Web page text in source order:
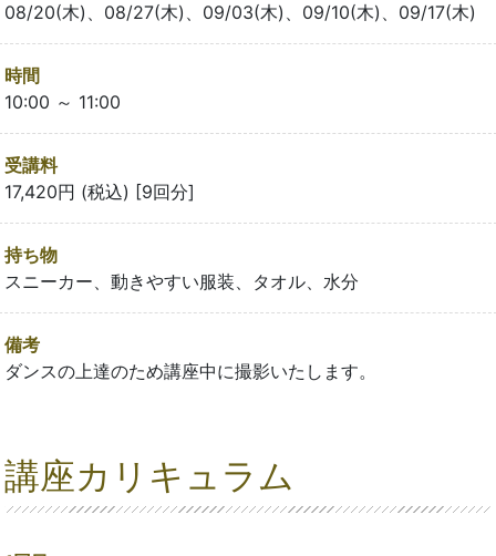
08/20(木)、08/27(木)、09/03(木)、09/10(木)、09/17(木)
時間
10:00 ～ 11:00
受講料
17,420円 (税込) [9回分]
持ち物
スニーカー、動きやすい服装、タオル、水分
備考
ダンスの上達のため講座中に撮影いたします。
講座カリキュラム